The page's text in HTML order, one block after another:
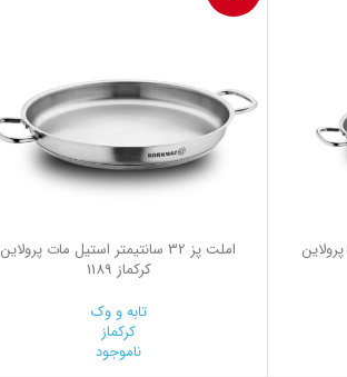
پرولاین
املت پز 32 سانتیمتر استیل مات پرولاین
کرکماز 1189
تابه و وک
کرکماز
ناموجود